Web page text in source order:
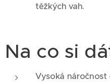
těžkých vah.
Na co si
Vysoká